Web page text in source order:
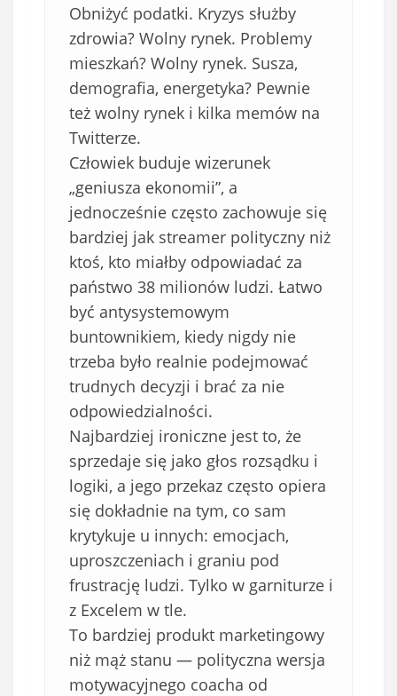
Obniżyć podatki. Kryzys służby
zdrowia? Wolny rynek. Problemy
mieszkań? Wolny rynek. Susza,
demografia, energetyka? Pewnie
też wolny rynek i kilka memów na
Twitterze.
Człowiek buduje wizerunek
„geniusza ekonomii”, a
jednocześnie często zachowuje się
bardziej jak streamer polityczny niż
ktoś, kto miałby odpowiadać za
państwo 38 milionów ludzi. Łatwo
być antysystemowym
buntownikiem, kiedy nigdy nie
trzeba było realnie podejmować
trudnych decyzji i brać za nie
odpowiedzialności.
Najbardziej ironiczne jest to, że
sprzedaje się jako głos rozsądku i
logiki, a jego przekaz często opiera
się dokładnie na tym, co sam
krytykuje u innych: emocjach,
uproszczeniach i graniu pod
frustrację ludzi. Tylko w garniturze i
z Excelem w tle.
To bardziej produkt marketingowy
niż mąż stanu — polityczna wersja
motywacyjnego coacha od